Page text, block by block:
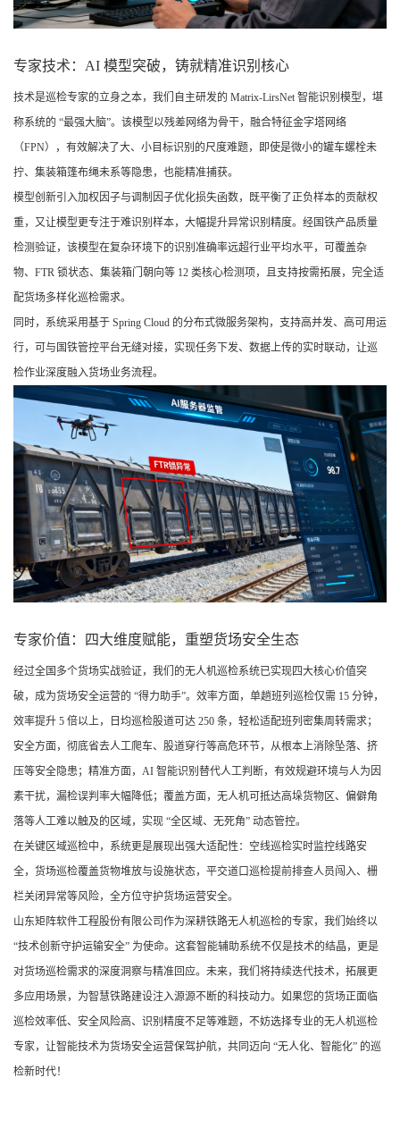
专家技术：AI 模型突破，铸就精准识别核心
技术是巡检专家的立身之本，我们自主研发的 Matrix-LirsNet 智能识别模型，堪
称系统的 “最强大脑”。该模型以残差网络为骨干，融合特征金字塔网络
（FPN），有效解决了大、小目标识别的尺度难题，即使是微小的罐车螺栓未
拧、集装箱篷布绳未系等隐患，也能精准捕获。
模型创新引入加权因子与调制因子优化损失函数，既平衡了正负样本的贡献权
重，又让模型更专注于难识别样本，大幅提升异常识别精度。经国铁产品质量
检测验证，该模型在复杂环境下的识别准确率远超行业平均水平，可覆盖杂
物、FTR 锁状态、集装箱门朝向等 12 类核心检测项，且支持按需拓展，完全适
配货场多样化巡检需求。
同时，系统采用基于 Spring Cloud 的分布式微服务架构，支持高并发、高可用运
行，可与国铁管控平台无缝对接，实现任务下发、数据上传的实时联动，让巡
检作业深度融入货场业务流程。
专家价值：四大维度赋能，重塑货场安全生态
经过全国多个货场实战验证，我们的无人机巡检系统已实现四大核心价值突
破，成为货场安全运营的 “得力助手”。效率方面，单趟班列巡检仅需 15 分钟，
效率提升 5 倍以上，日均巡检股道可达 250 条，轻松适配班列密集周转需求；
安全方面，彻底省去人工爬车、股道穿行等高危环节，从根本上消除坠落、挤
压等安全隐患；精准方面，AI 智能识别替代人工判断，有效规避环境与人为因
素干扰，漏检误判率大幅降低；覆盖方面，无人机可抵达高垛货物区、偏僻角
落等人工难以触及的区域，实现 “全区域、无死角” 动态管控。
在关键区域巡检中，系统更是展现出强大适配性：空线巡检实时监控线路安
全，货场巡检覆盖货物堆放与设施状态，平交道口巡检提前排查人员闯入、栅
栏关闭异常等风险，全方位守护货场运营安全。
山东矩阵软件工程股份有限公司作为深耕铁路无人机巡检的专家，我们始终以
“技术创新守护运输安全” 为使命。这套智能辅助系统不仅是技术的结晶，更是
对货场巡检需求的深度洞察与精准回应。未来，我们将持续迭代技术，拓展更
多应用场景，为智慧铁路建设注入源源不断的科技动力。如果您的货场正面临
巡检效率低、安全风险高、识别精度不足等难题，不妨选择专业的无人机巡检
专家，让智能技术为货场安全运营保驾护航，共同迈向 “无人化、智能化” 的巡
检新时代！